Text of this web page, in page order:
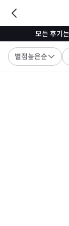
모든 후기
별점높은순